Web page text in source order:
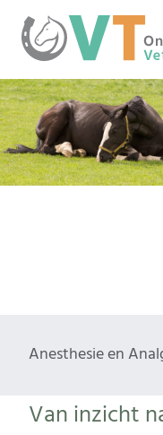
Anesthesie en
Van inzicht